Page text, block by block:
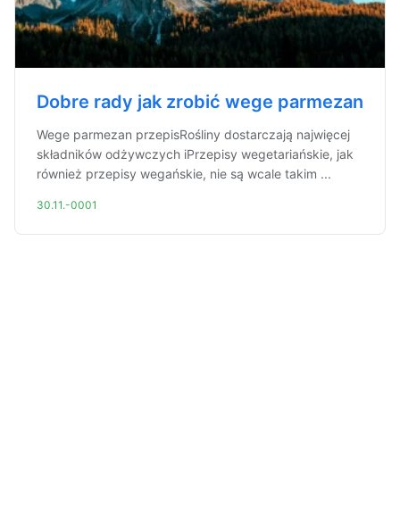
Dobre rady jak zrobić wege parmezan
Wege parmezan przepisRośliny dostarczają najwięcej
składników odżywczych iPrzepisy wegetariańskie, jak
również przepisy wegańskie, nie są wcale takim ...
30.11.-0001